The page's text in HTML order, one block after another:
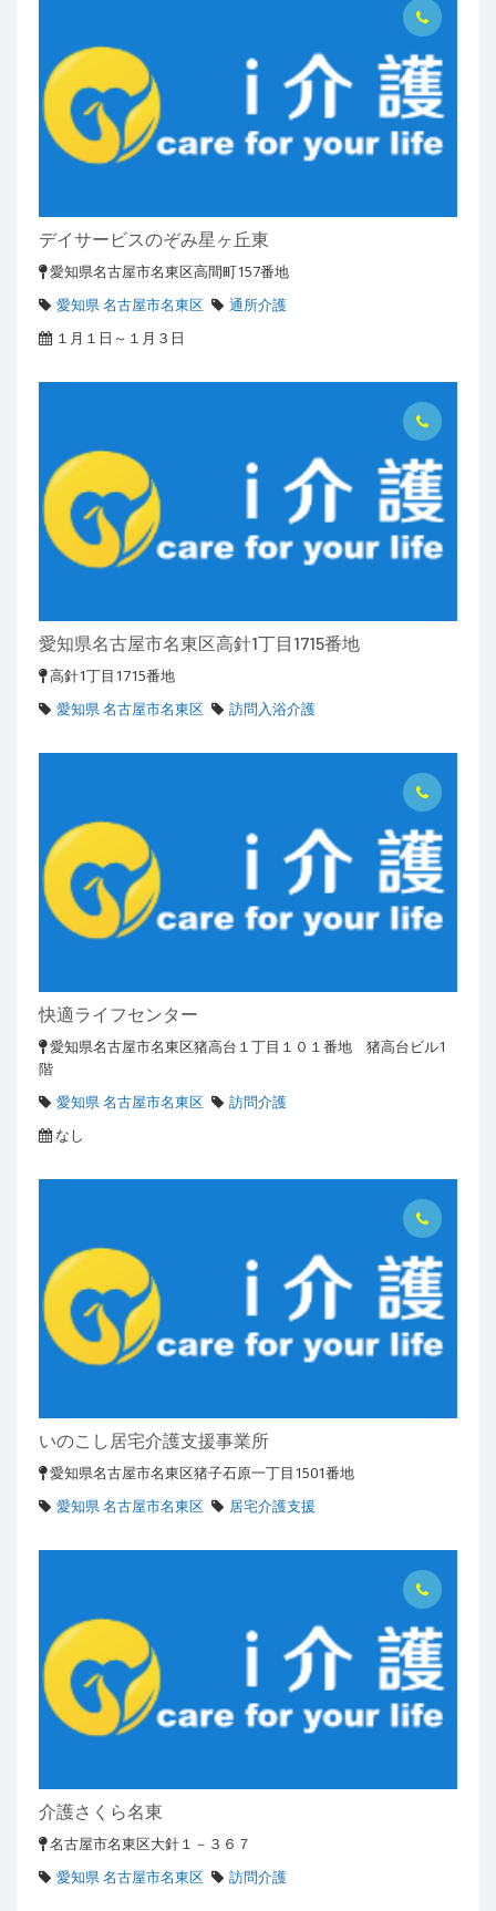
デイサービスのぞみ星ヶ丘東
愛知県名古屋市名東区高間町157番地
愛知県 名古屋市名東区
通所介護
１月１日～１月３日
愛知県名古屋市名東区高針1丁目1715番地
高針1丁目1715番地
愛知県 名古屋市名東区
訪問入浴介護
快適ライフセンター
愛知県名古屋市名東区猪高台１丁目１０１番地 猪高台ビル1
階
愛知県 名古屋市名東区
訪問介護
なし
いのこし居宅介護支援事業所
愛知県名古屋市名東区猪子石原一丁目1501番地
愛知県 名古屋市名東区
居宅介護支援
介護さくら名東
名古屋市名東区大針１－３６７
愛知県 名古屋市名東区
訪問介護